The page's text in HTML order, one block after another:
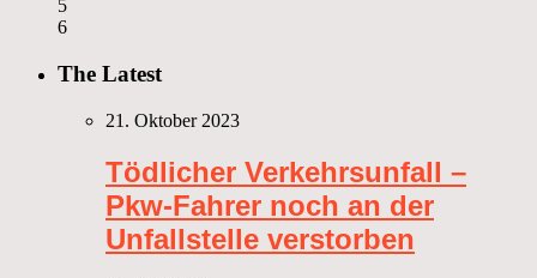
5
6
The Latest
21. Oktober 2023
Tödlicher Verkehrsunfall –
Pkw-Fahrer noch an der
Unfallstelle verstorben